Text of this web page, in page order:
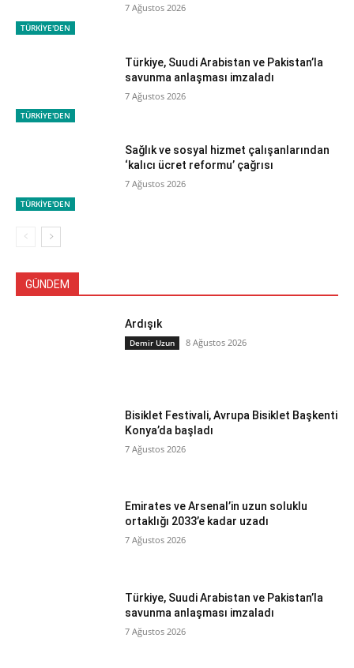
TÜRKİYE'DEN
7 Ağustos 2026
TÜRKİYE'DEN
Türkiye, Suudi Arabistan ve Pakistan’la
savunma anlaşması imzaladı
7 Ağustos 2026
TÜRKİYE'DEN
Sağlık ve sosyal hizmet çalışanlarından
‘kalıcı ücret reformu’ çağrısı
7 Ağustos 2026
GÜNDEM
Ardışık
Demir Uzun 8 Ağustos 2026
Bisiklet Festivali, Avrupa Bisiklet Başkenti
Konya’da başladı
7 Ağustos 2026
Emirates ve Arsenal’in uzun soluklu
ortaklığı 2033’e kadar uzadı
7 Ağustos 2026
Türkiye, Suudi Arabistan ve Pakistan’la
savunma anlaşması imzaladı
7 Ağustos 2026